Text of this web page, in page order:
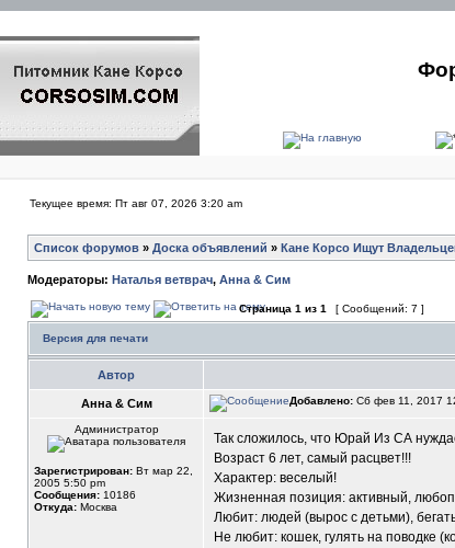
Текущее время: Пт авг 07, 2026 3:20 am
Список форумов » Доска объявлений » Кане Корсо Ищут
Модераторы: Наталья ветврач, Анна & Сим
Страница 1 из 1 [ Сообщений: 7 ]
Версия для печати
Автор
Анна & Сим Добавлено: Сб фев 11, 2017
Администратор
Зарегистрирован: Вт мар 22,
2005 5:50 pm
Сообщения: 10186
Откуда: Москва
Так сложилось, что Юрай Из СА
Возраст 6 лет, самый расцвет!!!
Характер: веселый!
Жизненная позиция: активный,
Любит: людей (вырос с детьми),
Не любит: кошек, гулять на поводке